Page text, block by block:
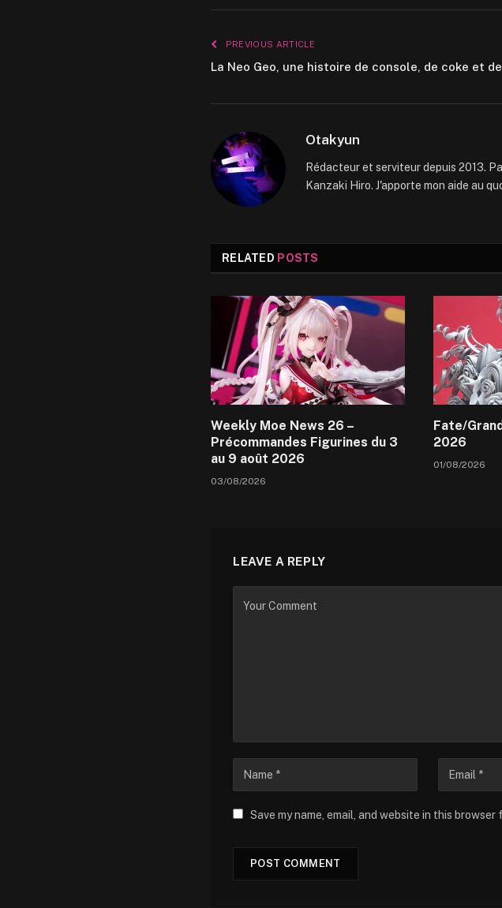
PREVIOUS ARTICLE
La Neo Geo, une histoire de console, de coke et
Otakyun
Rédacteur et serviteur depuis 2013.
Kanzaki Hiro. J'apporte mon aide au
RELATED POSTS
Weekly Moe News 26 –
Précommandes Figurines du 3
au 9 août 2026
03/08/2026
Fate/
2026
01/08/2026
LEAVE A REPLY
Save my name, email, and website in this